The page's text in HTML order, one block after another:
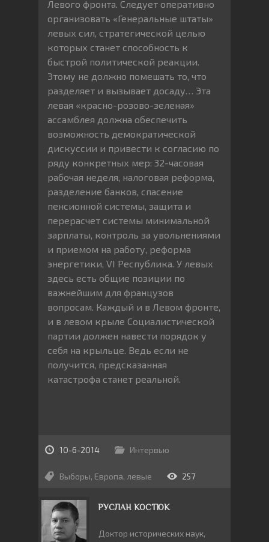
Левого фронта. Следует оперативно
организовать «Генеральные штаты»
левых сил, стратегической целью
которых станет способность к
быстрой политической реакции.
Этому не должно помешать то, что
разделяет и вызывает досаду… Эта
левая «красно-розово-зеленая»
ассамблея должна обеспечить
возможность демократической
дискуссии и привести к согласию по
ряду конкретных мер: 32-часовая
рабочая неделя, налоговая реформа,
разделение банков, спасение
пенсионной системы, защита и
перерасчет системы минимальной
зарплаты, контроль за увольнениями
и приемом на работу, реформа
энергетики, VI Республика. У левых
здесь есть общие позиции по
важнейшим для французов
вопросам. Каждый и в Левом фронте,
и в левом крыле Социалистической
партии должен навести порядок у
себя на крыльце. Ведь если не
получится, предсказанная
катастрофа станет реальной.
10-6-2014 Интервью
Выборы, Европа, левые 257
РУСЛАН КОСТЮК
Доктор исторических наук,